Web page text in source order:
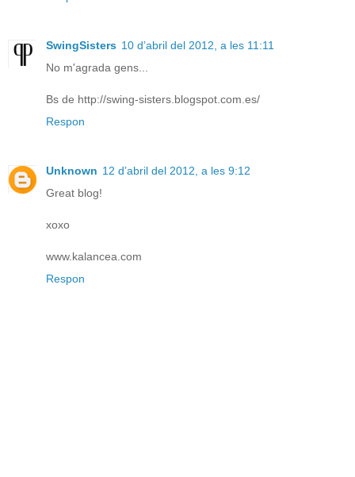
SwingSisters 10 d’abril del 2012, a les 11:11
No m'agrada gens...
Bs de http://swing-sisters.blogspot.com.es/
Respon
Unknown 12 d’abril del 2012, a les 9:12
Great blog!
xoxo
www.kalancea.com
Respon